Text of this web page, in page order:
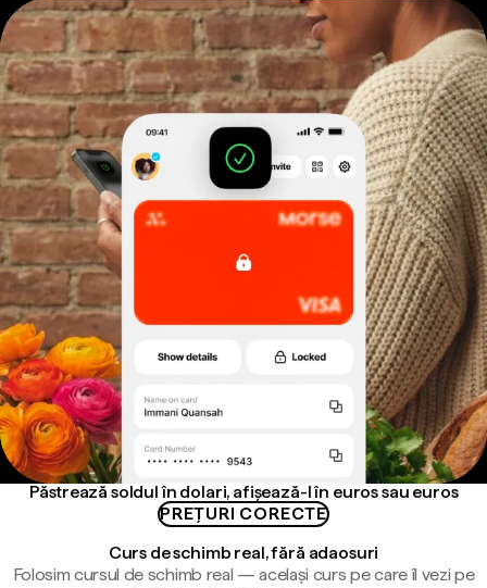
Păstrează soldul în dolari, afișează-l în euros sau euros
PREȚURI CORECTE
Curs de schimb real, fără adaosuri
Folosim cursul de schimb real — același curs pe care îl vezi pe